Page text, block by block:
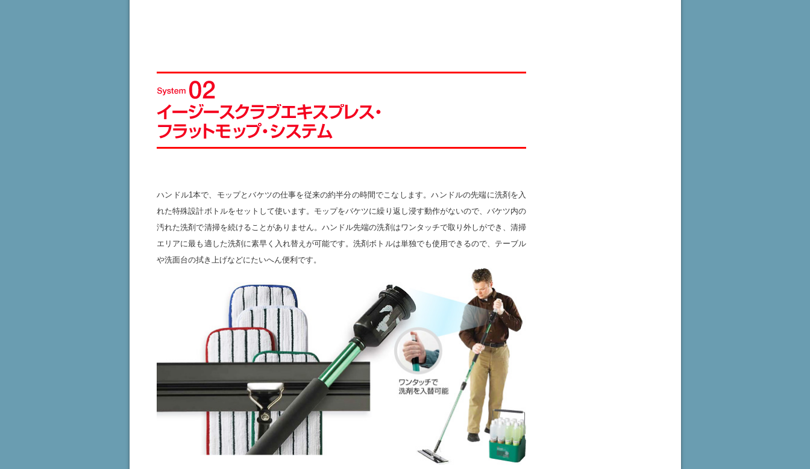
ハンドル1本で、モップとバケツの仕事を従来の約半分の時間でこなします。ハンドルの先端に洗剤を入
れた特殊設計ボトルをセットして使います。モップをバケツに繰り返し浸す動作がないので、バケツ内の
汚れた洗剤で清掃を続けることがありません。ハンドル先端の洗剤はワンタッチで取り外しができ、清掃
エリアに最も適した洗剤に素早く入れ替えが可能です。洗剤ボトルは単独でも使用できるので、テーブル
や洗面台の拭き上げなどにたいへん便利です。